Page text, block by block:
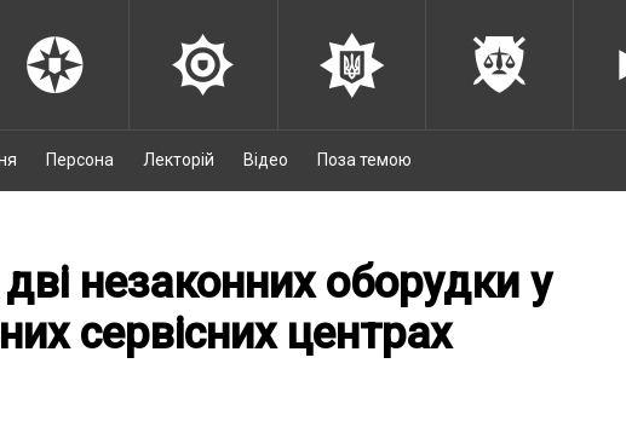
Персона Лекторій Відео Поза темою
незаконних оборудки у
сервісних центрах